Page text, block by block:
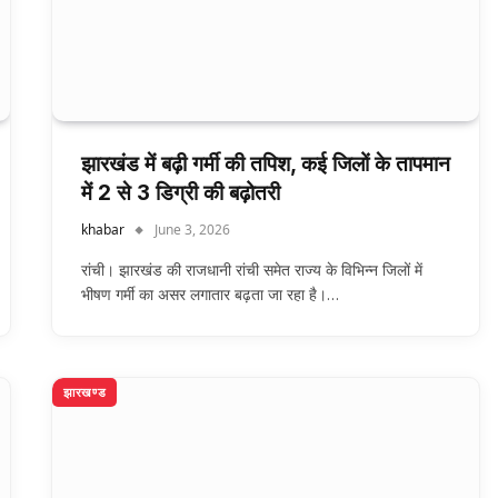
झारखंड में बढ़ी गर्मी की तपिश, कई जिलों के तापमान
में 2 से 3 डिग्री की बढ़ोतरी
khabar June 3, 2026
रांची। झारखंड की राजधानी रांची समेत राज्य के विभिन्न जिलों में
भीषण गर्मी का असर लगातार बढ़ता जा रहा है।…
झारखण्ड